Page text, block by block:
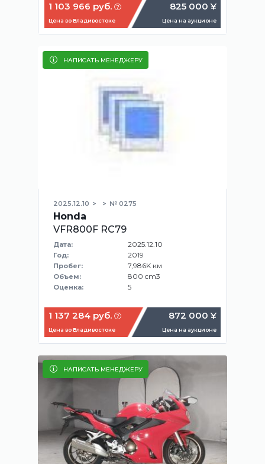
1 103 966 руб.
Цена во Владивостоке
825 000 ¥
Цена на аукционе
НАПИСАТЬ МЕНЕДЖЕРУ
2025.12.10 № 0275
Honda
VFR800F RC79
Дата: 2025.12.10
Год: 2019
Пробег: 7,986K км
Объем: 800 cm3
Оценка: 5
1 137 284 руб.
Цена во Владивостоке
872 000 ¥
Цена на аукционе
НАПИСАТЬ МЕНЕДЖЕРУ